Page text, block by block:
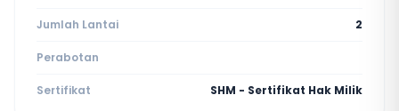
Jumlah Lantai 2
Perabotan
Sertifikat SHM - Sertifikat Hak Milik